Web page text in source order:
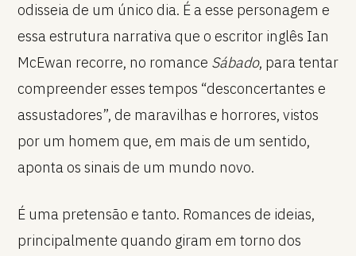
odisseia de um único dia. É a esse personagem e
essa estrutura narrativa que o escritor inglês Ian
McEwan recorre, no romance Sábado, para tentar
compreender esses tempos “desconcertantes e
assustadores”, de maravilhas e horrores, vistos
por um homem que, em mais de um sentido,
aponta os sinais de um mundo novo.
É uma pretensão e tanto. Romances de ideias,
principalmente quando giram em torno dos